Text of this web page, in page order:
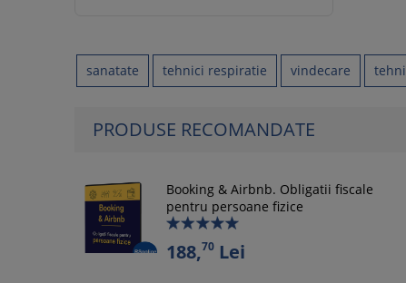
sanatate tehnici respiratie vindecare
PRODUSE RECOMANDATE
Booking & Airbnb. Obligatii fiscale
pentru persoane fizice
188,70 Lei